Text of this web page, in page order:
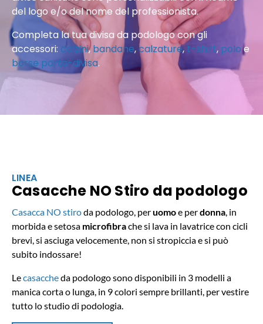
del logo e/o del nome del professionista.
Completa la tua divisa da podologo con gli
accessori: calzini,bandane, calzature, t-shirt, poloe
borse porta-divisa.
LINEA
Casacche NO Stiro da podologo
Casacca NO stiroda podologo, peruomoe perdonna, in
morbida e setosa microfibrache si lava in lavatrice con cicli
brevi, si asciuga velocemente, non si stropiccia e si può
subito indossare!
Lecasaccheda podologo sono disponibili in 3 modelli a
manica corta o lunga, in 9 colori sempre brillanti, per vestire
tutto lo studio di podologia.